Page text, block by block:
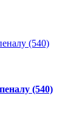
(540)